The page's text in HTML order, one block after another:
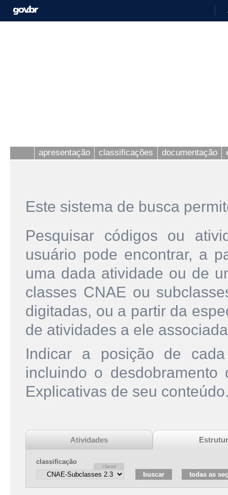
apresentação classificações documentação
Este sistema de busca
Pesquisar códigos ou
usuário pode encontrar, a
uma dada atividade ou de
classes CNAE ou
digitadas, ou a partir da
de atividades a ele
Indicar a posição de
incluindo o
Explicativas de seu
Atividades
classificação